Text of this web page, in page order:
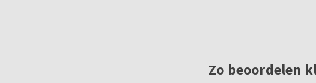
Zo beoordelen